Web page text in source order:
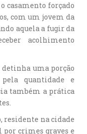
casamento forçado
com um jovem da
aquela a fugir da
acolhimento
uma porção
quantidade e
também a prática
residente na cidade
crimes graves e